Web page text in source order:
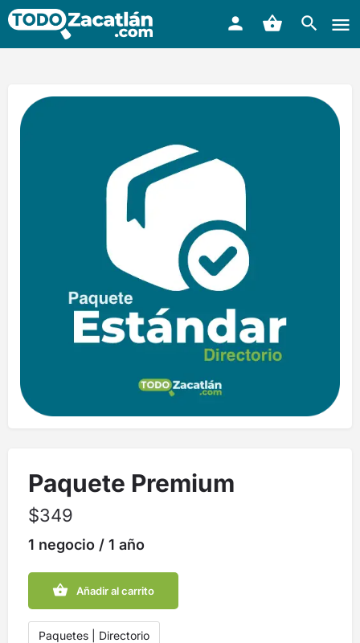
Paquete Premium
$349
1 negocio / 1 año
Añadir al carrito
Paquetes | Directorio